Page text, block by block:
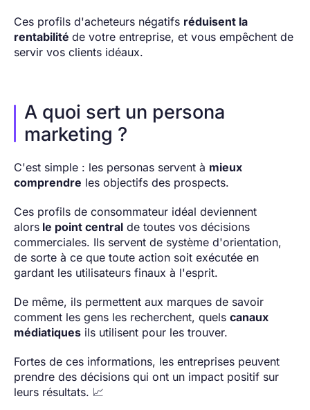
Ces profils d'acheteurs négatifs réduisent la
rentabilité de votre entreprise, et vous empêchent de
servir vos clients idéaux.
A quoi sert un persona
marketing ?
C'est simple : les personas servent à mieux
comprendre les objectifs des prospects.
Ces profils de consommateur idéal deviennent
alors le point central de toutes vos décisions
commerciales. Ils servent de système d'orientation,
de sorte à ce que toute action soit exécutée en
gardant les utilisateurs finaux à l'esprit.
De même, ils permettent aux marques de savoir
comment les gens les recherchent, quels canaux
médiatiques ils utilisent pour les trouver.
Fortes de ces informations, les entreprises peuvent
prendre des décisions qui ont un impact positif sur
leurs résultats. 📈